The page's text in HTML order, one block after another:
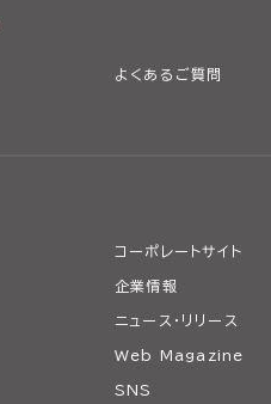
よくあるご質問
コーポレートサイト
企業情報
ニュース・リリース
Web Magazine
SNS